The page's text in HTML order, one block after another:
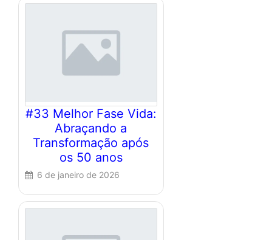
#33 Melhor Fase Vida:
Abraçando a
Transformação após
os 50 anos
6 de janeiro de 2026